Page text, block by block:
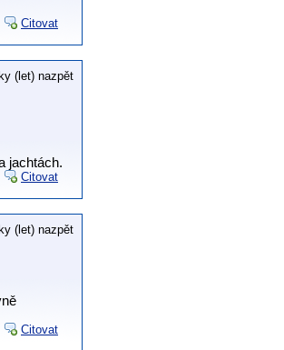
Citovat
(let) nazpět
jachtách.
Citovat
(let) nazpět
Citovat